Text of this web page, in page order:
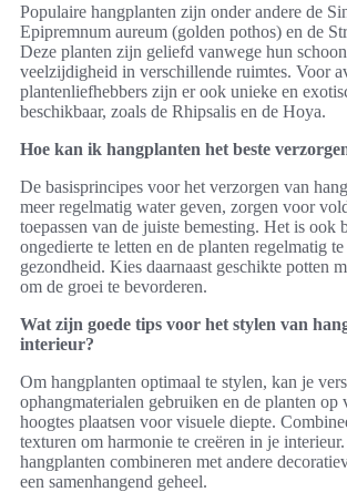
Populaire hangplanten zijn onder andere de
Epipremnum aureum (golden pothos) en de
Deze planten zijn geliefd vanwege hun
veelzijdigheid in verschillende ruimtes. Voor
plantenliefhebbers zijn er ook unieke en
beschikbaar, zoals de Rhipsalis en de Hoya.
Hoe kan ik hangplanten het beste
De basisprincipes voor het verzorgen van
meer regelmatig water geven, zorgen voor
toepassen van de juiste bemesting. Het is ook
ongedierte te letten en de planten regelmatig
gezondheid. Kies daarnaast geschikte potten
om de groei te bevorderen.
Wat zijn goede tips voor het stylen van
interieur?
Om hangplanten optimaal te stylen, kan je
ophangmaterialen gebruiken en de planten op
hoogtes plaatsen voor visuele diepte.
texturen om harmonie te creëren in je
hangplanten combineren met andere
een samenhangend geheel.